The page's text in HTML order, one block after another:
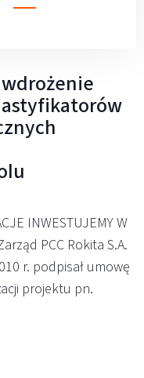
INWESTUJEMY W
PCC Rokita S.A.
r. podpisał umowę
projektu pn.